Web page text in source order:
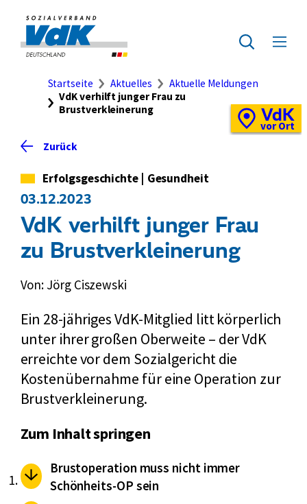
Seiteninhalt
springen
Zur
Startseite
des
Zur
Suche
Menü
Schnellzugriff
Ort-
Standortkarte
VdK
vor Ort
Brotkrumennavigation
Startseite Aktuelles
Aktuelle Meldungen
VdK verhilft junger Frau zu
Brustverkleinerung
Zurück
Kategorie
Erfolgsgeschichte Gesundheit
03.12.2023
VdK verhilft junger Frau
zu Brustverkleinerung
Von: Jörg Ciszewski
Ein 28-jähriges VdK-Mitglied litt körperlich
unter ihrer großen Oberweite – der VdK
erreichte vor dem Sozialgericht die
Kostenübernahme für eine Operation zur
Brustverkleinerung.
Zum Inhalt springen
Brustoperation muss nicht immer
Schönheits-OP sein